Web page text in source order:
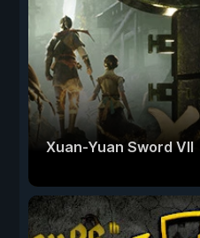
Xuan-Yuan Sword VII